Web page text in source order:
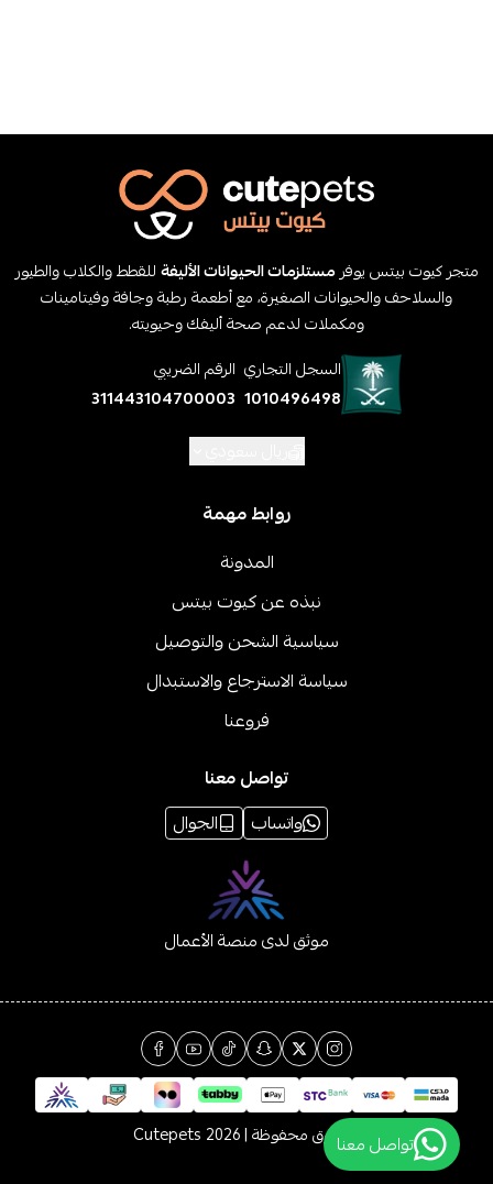
متجر كيوت بيتس يوفر مستلزمات الحيوانات الأليفةللقطط والكلاب والطيور
والسلاحف والحيوانات الصغيرة، مع أطعمة رطبة وجافة وفيتامينات
ومكملات لدعم صحة أليفك وحيويته.
السجل التجاري
1010496498
الرقم الضريبي
311443104700003
روابط مهمة
المدونة
نبذه عن كيوت بيتس
سياسية الشحن والتوصيل
سياسة الاسترجاع والاستبدال
فروعنا
تواصل معنا
واتساب
الجوال
موثق لدى منصة الأعمال
الحقوق محفوظة | 2026 Cutepets تواصل معنا